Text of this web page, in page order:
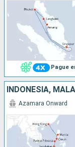
Pague
INDONESIA,
Azamara Onward